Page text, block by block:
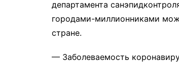
департамента
городами-миллионниками
стране.
— Заболеваемость